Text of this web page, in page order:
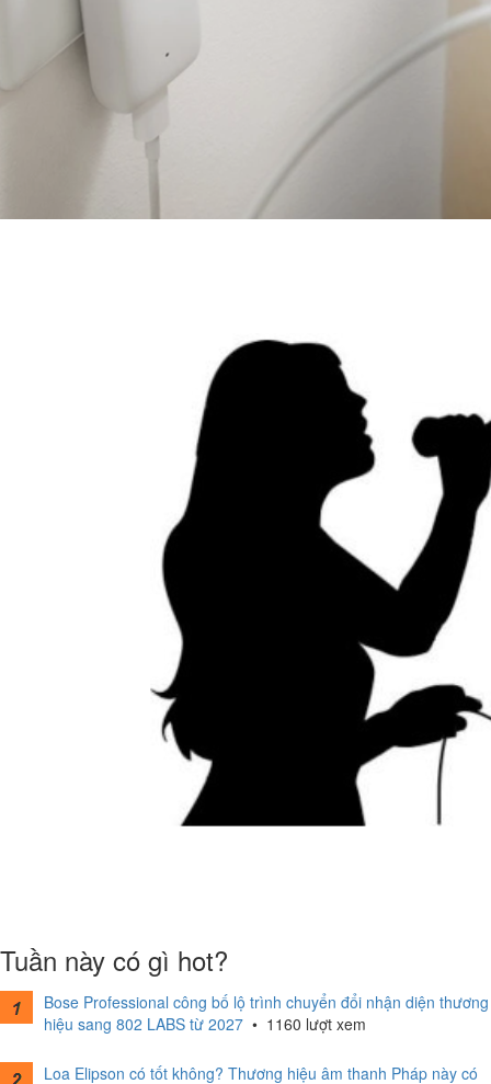
Tuần này có gì hot?
Bose Professional công bố lộ trình chuyển đổi nhận diện thương
hiệu sang 802 LABS từ 2027 • 1160 lượt xem
Loa Elipson có tốt không? Thương hiệu âm thanh Pháp này có